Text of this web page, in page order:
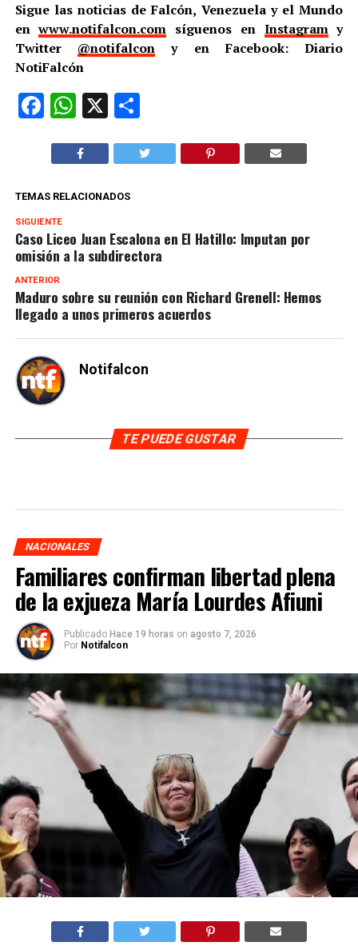
Sigue las noticias de Falcón, Venezuela y el Mundo
enwww.notifalcon.com síguenos en Instagramy
Twitter @notifalcon y en Facebook: Diario
NotiFalcón
Facebook
WhatsApp
X
TEMAS RELACIONADOS
SIGUIENTE
Caso Liceo Juan Escalona en El Hatillo: Imputan por
omisión a la subdirectora
ANTERIOR
Maduro sobre su reunión con Richard Grenell: Hemos
llegado a unos primeros acuerdos
Notifalcon
TE PUEDE GUSTAR
NACIONALES
Familiares confirman libertad plena
de la exjueza María Lourdes Afiuni
Publicado Hace 19 horas on agosto 7, 2026
Por Notifalcon